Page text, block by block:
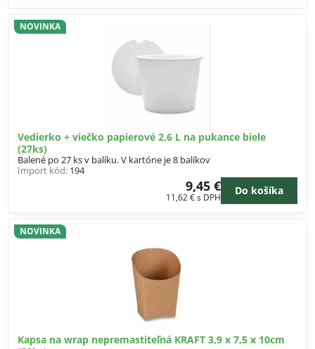
Vedierko + viečko papierové 2,6 L na pukance biele
(27ks)
NOVINKA
Balené po 27 ks v balíku. V kartóne je 8 balíkov
Import kód: 194
9,45 €
11,62 €s DPH
Do košíka
Kapsa na wrap nepremastiteľná KRAFT 3,9 x 7,5 x 10cm
NOVINKA